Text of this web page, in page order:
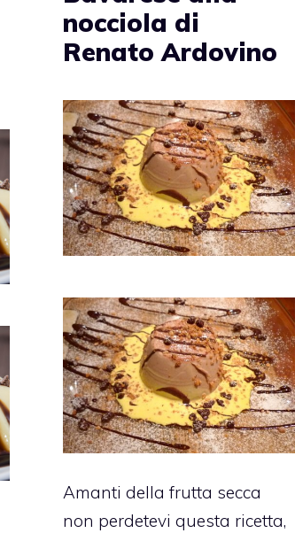
nocciola di
Renato Ardovino
Amanti della frutta secca
non perdetevi questa ricetta,